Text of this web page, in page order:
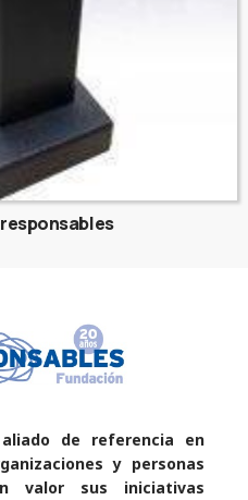
de referencia en
y personas
valor sus iniciativas